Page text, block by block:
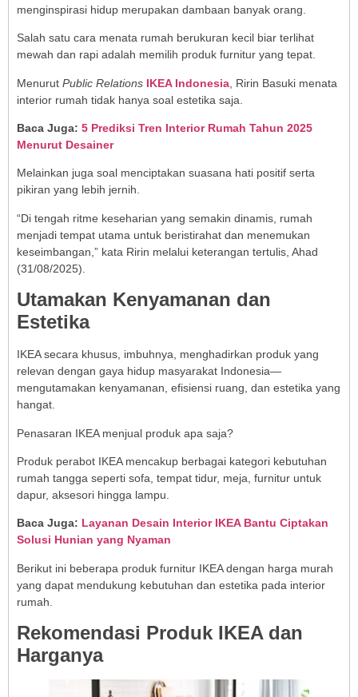
menginspirasi hidup merupakan dambaan banyak orang.
Salah satu cara menata rumah berukuran kecil biar terlihat
mewah dan rapi adalah memilih produk furnitur yang tepat.
Menurut Public Relations IKEA Indonesia , Ririn Basuki menata
interior rumah tidak hanya soal estetika saja.
Baca Juga: 5 Prediksi Tren Interior Rumah Tahun 2025
Menurut Desainer
Melainkan juga soal menciptakan suasana hati positif serta
pikiran yang lebih jernih.
“Di tengah ritme keseharian yang semakin dinamis, rumah
menjadi tempat utama untuk beristirahat dan menemukan
keseimbangan,” kata Ririn melalui keterangan tertulis, Ahad
(31/08/2025).
Utamakan Kenyamanan dan
Estetika
IKEA secara khusus, imbuhnya, menghadirkan produk yang
relevan dengan gaya hidup masyarakat Indonesia—
mengutamakan kenyamanan, efisiensi ruang, dan estetika yang
hangat.
Penasaran IKEA menjual produk apa saja?
Produk perabot IKEA mencakup berbagai kategori kebutuhan
rumah tangga seperti sofa, tempat tidur, meja, furnitur untuk
dapur, aksesori hingga lampu.
Baca Juga: Layanan Desain Interior IKEA Bantu Ciptakan
Solusi Hunian yang Nyaman
Berikut ini beberapa produk furnitur IKEA dengan harga murah
yang dapat mendukung kebutuhan dan estetika pada interior
rumah.
Rekomendasi Produk IKEA dan
Harganya